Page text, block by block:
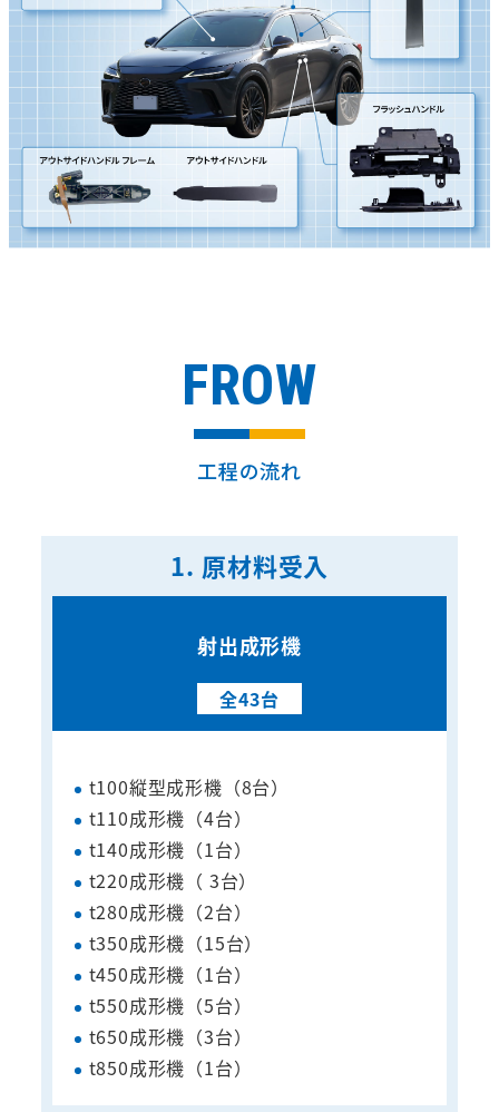
FROW
工程の流れ
1. 原材料受入
射出成形機
全43台
t100縦型成形機（8台）
t110成形機（4台）
t140成形機（1台）
t220成形機（ 3台）
t280成形機（2台）
t350成形機（15台）
t450成形機（1台）
t550成形機（5台）
t650成形機（3台）
t850成形機（1台）